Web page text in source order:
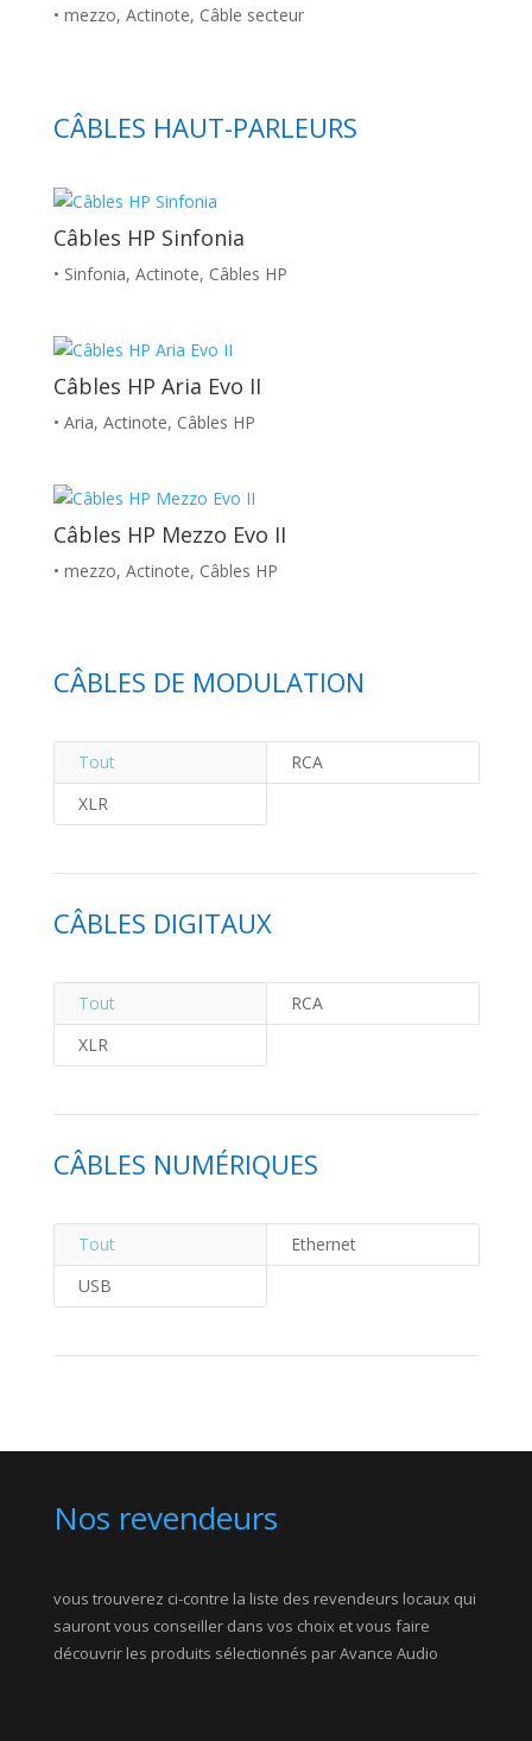
• mezzo, Actinote, Câble secteur
CÂBLES HAUT-PARLEURS
Câbles HP Sinfonia
• Sinfonia, Actinote, Câbles HP
Câbles HP Aria Evo II
• Aria, Actinote, Câbles HP
Câbles HP Mezzo Evo II
• mezzo, Actinote, Câbles HP
CÂBLES DE MODULATION
Tout
RCA
XLR
CÂBLES DIGITAUX
Tout
RCA
XLR
CÂBLES NUMÉRIQUES
Tout
Ethernet
USB
Nos revendeurs
vous trouverez ci-contre la liste des revendeurs locaux qui
sauront vous conseiller dans vos choix et vous faire
découvrir les produits sélectionnés par Avance Audio